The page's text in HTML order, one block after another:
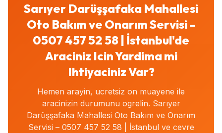
Sarıyer Darüşşafaka Mahallesi
Oto Bakım ve Onarım Servisi –
0507 457 52 58 | İstanbul'de
Araciniz Icin Yardima mi
Ihtiyaciniz Var?
Hemen arayin, ucretsiz on muayene ile
aracinizin durumunu ogrelin. Sarıyer
Darüşşafaka Mahallesi Oto Bakım ve Onarım
Servisi – 0507 457 52 58 | İstanbul ve cevre